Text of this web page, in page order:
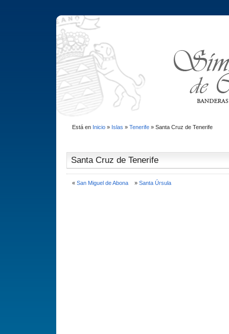
Está en Inicio» Islas » Tenerife» Santa Cruz de Tenerife
Santa Cruz de Tenerife
« San Miguel de Abona» Santa Úrsula